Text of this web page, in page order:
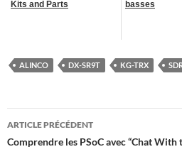
Kits and Parts
basses
ALINCO DX-SR9T KG-TRX
Navigation
des
ARTICLE PRÉCÉDENT
Comprendre les PSoC avec “Chat With